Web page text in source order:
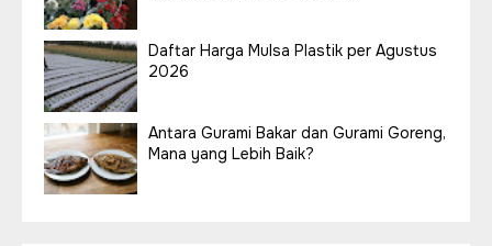
Daftar Harga Mulsa Plastik per Agustus
2026
Antara Gurami Bakar dan Gurami Goreng,
Mana yang Lebih Baik?